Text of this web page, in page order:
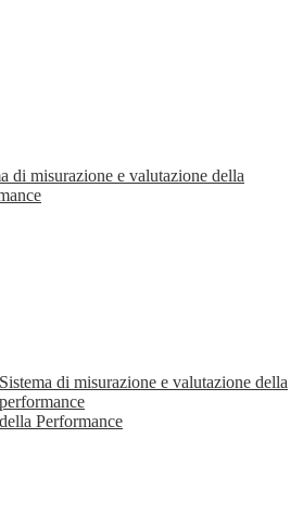
di misurazione e valutazione della
Sistema di misurazione e valutazione della
performance
Performance